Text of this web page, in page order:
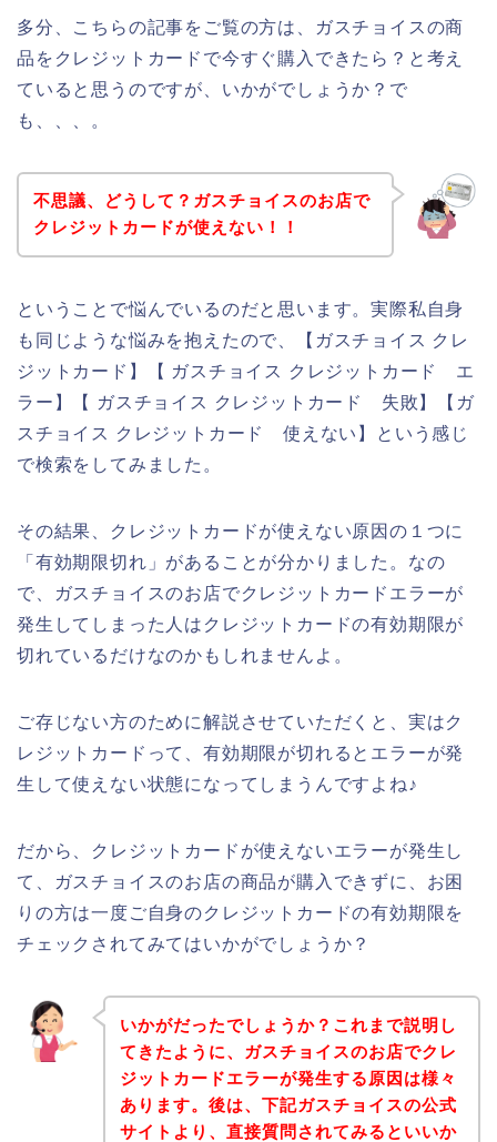
多分、こちらの記事をご覧の方は、ガスチョイスの商
品をクレジットカードで今すぐ購入できたら？と考え
ていると思うのですが、いかがでしょうか？で
も、、、。
不思議、どうして？ガスチョイスのお店で
クレジットカードが使えない！！
ということで悩んでいるのだと思います。実際私自身
も同じような悩みを抱えたので、【ガスチョイス クレ
ジットカード】【 ガスチョイス クレジットカード エ
ラー】【 ガスチョイス クレジットカード 失敗】【ガ
スチョイス クレジットカード 使えない】という感じ
で検索をしてみました。
その結果、クレジットカードが使えない原因の１つに
「有効期限切れ」があることが分かりました。なの
で、ガスチョイスのお店でクレジットカードエラーが
発生してしまった人はクレジットカードの有効期限が
切れているだけなのかもしれませんよ。
ご存じない方のために解説させていただくと、実はク
レジットカードって、有効期限が切れるとエラーが発
生して使えない状態になってしまうんですよね♪
だから、クレジットカードが使えないエラーが発生し
て、ガスチョイスのお店の商品が購入できずに、お困
りの方は一度ご自身のクレジットカードの有効期限を
チェックされてみてはいかがでしょうか？
いかがだったでしょうか？これまで説明し
てきたように、ガスチョイスのお店でクレ
ジットカードエラーが発生する原因は様々
あります。後は、下記ガスチョイスの公式
サイトより、直接質問されてみるといいか